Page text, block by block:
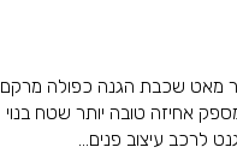
מאט שכבת הגנה כפולה מרקם
אחיזה טובה יותר שטח בנוי
לרכב עיצוב פנים...